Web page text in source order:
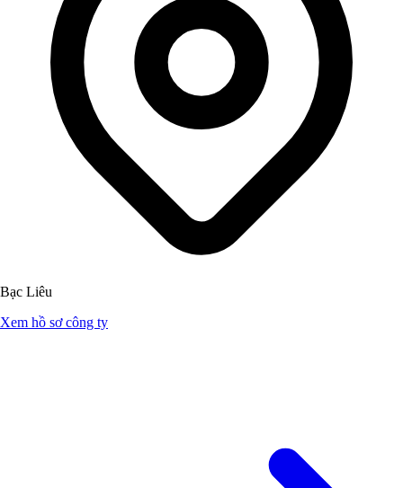
Bạc Liêu
Xem hồ sơ công ty